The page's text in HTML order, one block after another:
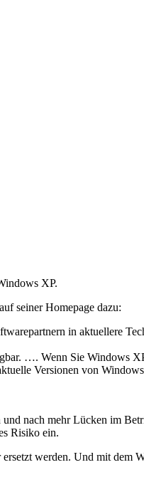
XP.
seiner Homepage dazu:
in aktuellere
…. Wenn Sie Windows
Versionen von
nach mehr Lücken im
Risiko ein.
werden. Und mit dem